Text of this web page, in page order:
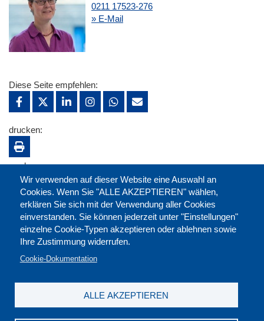
0211 17523-276
» E-Mail
Wir verwenden auf dieser Website eine Auswahl an
Cookies. Wenn Sie "ALLE AKZEPTIEREN" wählen,
erklären Sie sich mit der Verwendung aller Cookies
einverstanden. Sie können jederzeit unter "Einstellungen"
einzelne Cookie-Typen akzeptieren oder ablehnen sowie
Ihre Zustimmung widerrufen.
Cookie-Dokumentation
ALLE AKZEPTIEREN
Diese Seite empfehlen:
drucken:
merken: